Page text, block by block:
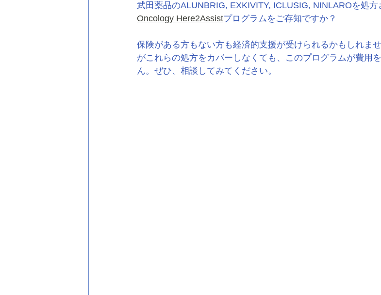
武田薬品のALUNBRIG, EXKIVITY, ICLUSIG, NINLAROを処方
Oncology Here2Assistプログラムをご存知ですか？
保険がある方もない方も経済的支援が受けられるかもしれま
がこれらの処方をカバーしなくても、このプログラムが費用
ん。ぜひ、相談してみてください。